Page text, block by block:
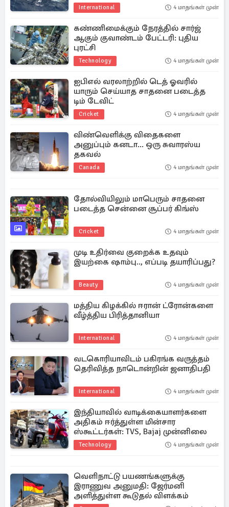
International 4 மாதங்கள் முன்
கண்ணிமைக்கும் நேரத்தில் சார்ஜ்
ஆகும் குவாண்டம் பேட்டரி: புதிய
புரட்சி
Technology 4 மாதங்கள் முன்
ஐபிஎல் வரலாற்றில் டெத் ஓவரில்
யாரும் செய்யாத சாதனை படைத்த
டிம் டேவிட்
Cricket 4 மாதங்கள் முன்
விண்வெளிக்கு விதைகளை
அனுப்பும் கனடா... ஒரு சுவாரஸ்ய
தகவல்
Canada 4 மாதங்கள் முன்
தோல்வியிலும் மாபெரும் சாதனை
படைத்த சென்னை சூப்பர் கிங்ஸ்
Cricket 4 மாதங்கள் முன்
முடி உதிர்வை குறைக்க உதவும்
இயற்கை ஷாம்பு.., எப்படி தயாரிப்பது?
Beauty 4 மாதங்கள் முன்
மத்திய கிழக்கில் ஈரான் ட்ரோன்களை
வீழ்த்திய பிரித்தானியா
International 4 மாதங்கள் முன்
வடகொரியாவிடம் பகிரங்க வருத்தம்
தெரிவித்த நாடொன்றின் ஜனாதிபதி
International 4 மாதங்கள் முன்
இந்தியாவில் வாடிக்கையாளர்களை
அதிகம் ஈர்த்துள்ள மின்சார
ஸ்கூட்டர்கள்: TVS, Bajaj முன்னிலை
Technology 4 மாதங்கள் முன்
வெளிநாட்டு பயணங்களுக்கு
இராணுவ அனுமதி: ஜேர்மனி
அளித்துள்ள கூடுதல் விளக்கம்